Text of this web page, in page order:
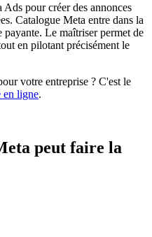
pour créer des annonces
Catalogue Meta entre dans la
Le maîtriser permet de
en pilotant précisément le
votre entreprise ? C'est le
en ligne.
peut faire la